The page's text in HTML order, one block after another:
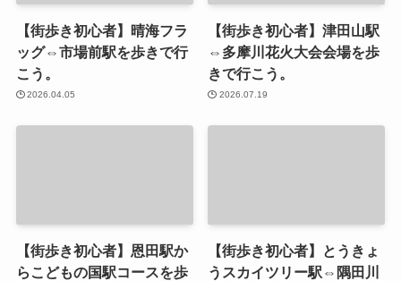
【街歩き初心者】晴海フラ
ッグ⇔市場前駅を歩きで行
こう。
2026.04.05
【街歩き初心者】津田山駅
⇔多摩川花火大会会場を歩
きで行こう。
2026.07.19
【街歩き初心者】恩田駅か
らこどもの国駅コースを歩
【街歩き初心者】とうきょ
うスカイツリー駅⇔隅田川